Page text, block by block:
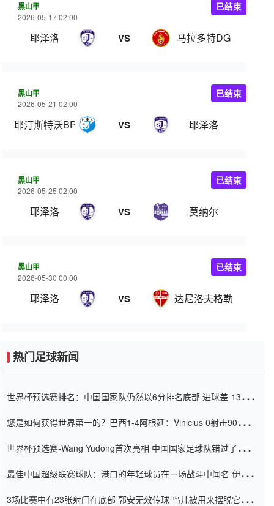
黑山甲
2026-05-17 02:00
耶泽洛 VS 马拉多特DG
已结束
黑山甲
2026-05-21 02:00
耶汀斯特沃BP VS 耶泽洛
已结束
黑山甲
2026-05-25 02:00
耶泽洛 VS 莫纳尔
已结束
黑山甲
2026-05-30 00:00
耶泽洛 VS 达尼洛夫格勒
已结束
热门足球新闻
世界杯预选赛排名：中国国家队仍然以6分排名底部 进球差-13令人
您是如何获得世界第一的？巴西1-4阿根廷：Vinicius 0射击90分钟
世界杯预选赛-Wang Yudong首次亮相 中国国家足球队错过了世界
最佳中国超级联赛球队：港口的年轻球员在一场战斗中闻名 伊万放
3场比赛中有23张射门在底部 郭安无效传球 鸟儿被用来摆脱它